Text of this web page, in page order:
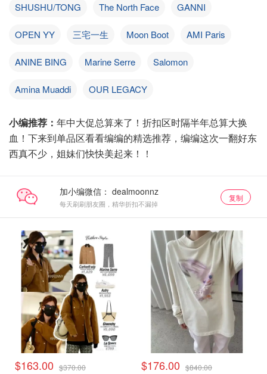
SHUSHU/TONG The North Face GANNI
OPEN YY 三宅一生 Moon Boot AMI Paris
ANINE BING Marine Serre Salomon
Amina Muaddi OUR LEGACY
小编推荐： 年中大促总算来了！折扣区时隔半年总算大换
血！下来到单品区看看编编的精选推荐，编编这次一翻好东
西真不少，姐妹们快快美起来！！
加小编微信：
每天刷刷朋友圈，精华折扣不漏掉
复制
小编推荐
$163.00 $370.00
小编推荐
$176.00 $840.00